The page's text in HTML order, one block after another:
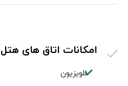
امکانات اتاق های
تلویزیون